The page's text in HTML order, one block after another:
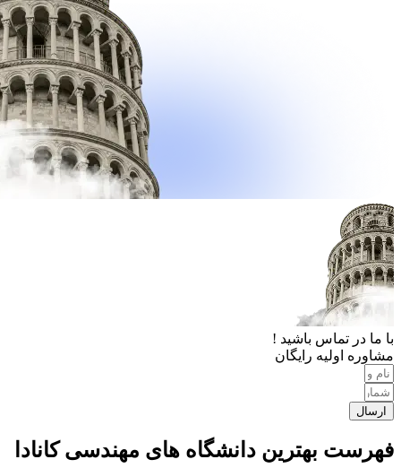
با ما در تماس باشید !
مشاوره اولیه رایگان
ارسال
فهرست بهترین دانشگاه های مهندسی کانادا